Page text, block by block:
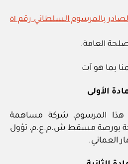
قانون التخصيص الصادر بالمرسوم السلطاني رقم ٥١
العامة.
بما هو آت
الأولى
المرسوم، شركة مساهمة
بورصة مسقط ش.م.ع.م، تؤول
العماني.